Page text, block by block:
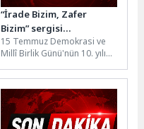
“İrade Bizim, Zafer
Bizim” sergisi
ziyaretçileriyle buluştu
15 Temmuz Demokrasi ve
Millî Birlik Günü'nün 10. yılı
Bizim, Zafer Bizim” sergisi...